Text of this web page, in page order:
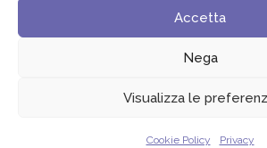
Accetta
Nega
Visualizza le
Cookie Policy Privacy
Edvance – Digital Education Hub